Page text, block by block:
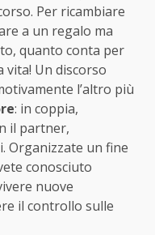
Per ricambiare
a un regalo ma
quanto conta per
vita! Un discorso
l’altro più
: in coppia,
il partner,
Organizzate un fine
conosciuto
nuove
il controllo sulle